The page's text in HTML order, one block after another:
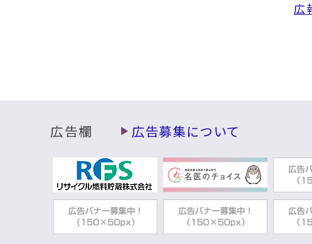
広
広告欄 広告募集について